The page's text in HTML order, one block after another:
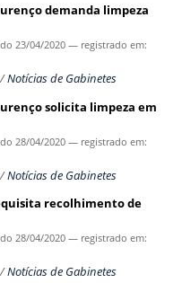
demanda limpeza
23/04/2020 — registrado em:
/Notícias de Gabinetes
solicita limpeza em
28/04/2020 — registrado em:
/Notícias de Gabinetes
recolhimento de
28/04/2020 — registrado em:
/Notícias de Gabinetes